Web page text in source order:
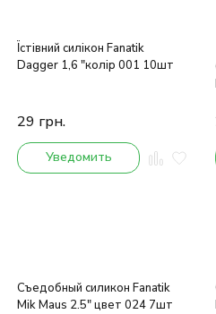
Їстівний силікон Fanatik
Dagger 1,6 "колір 001 10шт
29 грн.
Уведомить
Съедобный силикон Fanatik
Mik Maus 2.5" цвет 024 7шт